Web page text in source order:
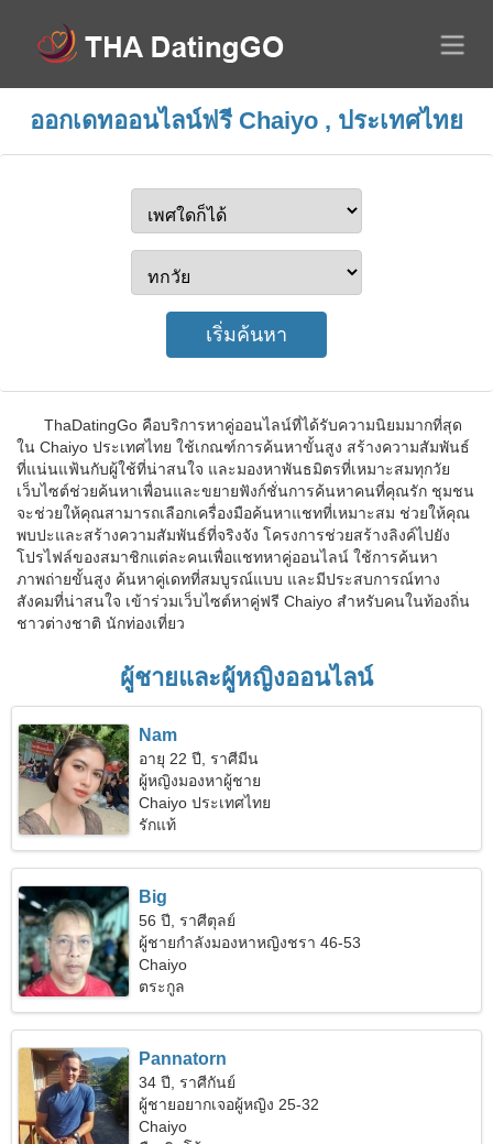
ออกเดทออนไลน์ฟรี Chaiyo , ประเทศไทย
ThaDatingGo คือบริการหาคู่ออนไลน์ที่ได้รับความนิยมมากที่สุด
ใน Chaiyo ประเทศไทย ใช้เกณฑ์การค้นหาขั้นสูง สร้างความสัมพันธ์
ที่แน่นแฟ้นกับผู้ใช้ที่น่าสนใจ และมองหาพันธมิตรที่เหมาะสมทุกวัย
เว็บไซต์ช่วยค้นหาเพื่อนและขยายฟังก์ชั่นการค้นหาคนที่คุณรัก ชุมชน
จะช่วยให้คุณสามารถเลือกเครื่องมือค้นหาแชทที่เหมาะสม ช่วยให้คุณ
พบปะและสร้างความสัมพันธ์ที่จริงจัง โครงการช่วยสร้างลิงค์ไปยัง
โปรไฟล์ของสมาชิกแต่ละคนเพื่อแชทหาคู่ออนไลน์ ใช้การค้นหา
ภาพถ่ายขั้นสูง ค้นหาคู่เดทที่สมบูรณ์แบบ และมีประสบการณ์ทาง
สังคมที่น่าสนใจ เข้าร่วมเว็บไซต์หาคู่ฟรี Chaiyo สำหรับคนในท้องถิ่น
ชาวต่างชาติ นักท่องเที่ยว
ผู้ชายและผู้หญิงออนไลน์
Nam
อายุ 22 ปี, ราศีมีน
ผู้หญิงมองหาผู้ชาย
Chaiyo ประเทศไทย
รักแท้
Big
56 ปี, ราศีตุลย์
ผู้ชายกำลังมองหาหญิงชรา 46-53
Chaiyo
ตระกูล
Pannatorn
34 ปี, ราศีกันย์
ผู้ชายอยากเจอผู้หญิง 25-32
Chaiyo